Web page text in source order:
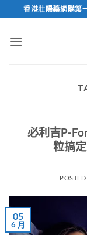
to
content
香港壯陽藥網購第
必利吉P-
粒搞
05
6 月